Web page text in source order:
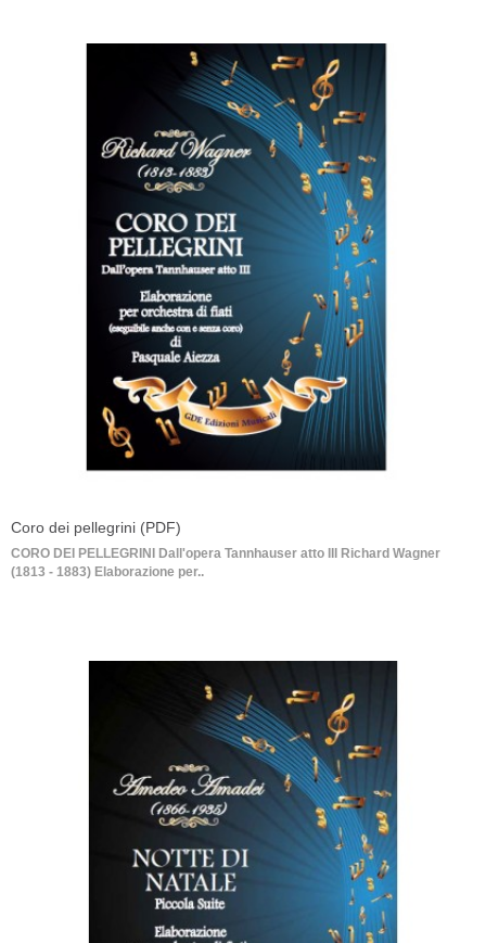
Coro dei pellegrini (PDF)
CORO DEI PELLEGRINI Dall'opera Tannhauser atto III Richard Wagner
(1813 - 1883) Elaborazione per..